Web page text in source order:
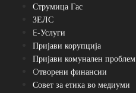
Струмица Гас
ЗЕЛС
E-Услуги
Пријави корупција
Пријави комунален проблем
Oтворени финансии
Совет за етика во медиуми